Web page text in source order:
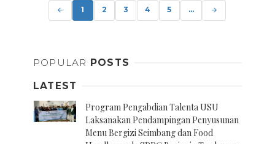
navigation
1 2 3 4 5 ...
POPULAR POSTS
LATEST
Program Pengabdian Talenta USU
Laksanakan Pendampingan Penyusunan
Menu Bergizi Seimbang dan Food